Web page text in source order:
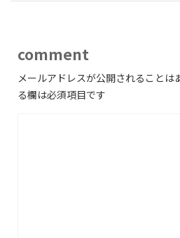
comment
メールアドレスが公開されることは
る欄は必須項目です